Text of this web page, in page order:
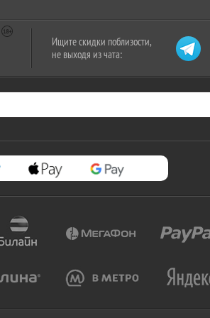
Ищите скидки поблизости,
не выходя из чата: